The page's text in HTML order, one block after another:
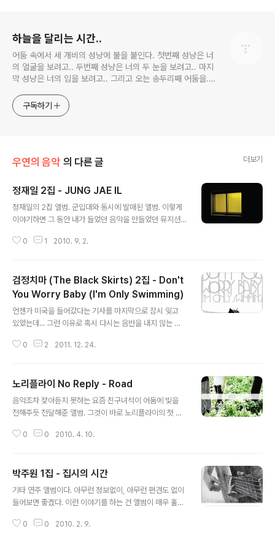
하늘을 달리는 시간..
어둠 속에서 세 개비의 성냥에 불을 붙인다. 첫번째 성냥은 너
의 얼굴을 보려고.. 두번째 성냥은 너의 두 눈을 보려고.. 마지
막 성냥은 너의 입을 보려고.. 그리고 오는 송두리째 어둠을..
구독하기
우연의 음악 의 다른 글 더보기
정재일 2집 - JUNG JAE IL
정재일의 2집 앨범. 군입대와 동시에 발매된 앨범. 이렇게
이야기하면 그 동안 내가 들었던 음악을 만들었던 뮤지션
앨범만큼 훌륭한 앨범은 없었던 듯하다. 정재일군의 1집 앨
는 밤이었던 것 같다. 무심히 이번 앨범을 오디오에 걸고 -
오디오에 CD를 건 것도 생각해보면 얼마만인지... - PC앞
에서 이런 저런 일을 하고 있었는데.... 귀가 번쩍~~ 와~ 이
거... 뭐지.. 했다.. 그리고 눈물이 핑~~ 돌기까지 오랜 시간
렇게 감동받아보기가... 이제 내가 감동받을 일이 뭐 있..
0 1 2010. 9. 2.
검정치마 (The Black Skirts) 2집 - Don't
You Worry Baby (I'm Only Swimming)
언젠가 미국을 들어갔다는 기사를 마지막으로 잠시 잊고
있었는데... 그런 이유로 혹시 다시는 음반을 내지 않는 것
왔다. 1집의 성취가 어떻고.. 무슨 상에서 몇개 부분이 어쩌
이 들기도 하는데.. 이런 앨범이야 말로, 마음잡고 첫 곡부
터 마지막 곡까지 쭉~ 들어볼 필요가 있다. 물론 이 앨범이
각 트랙간의 연관성이 있는 앨범은 아니지만 전체적인 앨
엄한 연말시즌 타겟용 앨범을 낸 모 가수의 앨범에 비하면
0 2 2011. 12. 24.
노리플라이 No Reply - Road
음악조차 찾아듣지 못하는 요즘 친구녀석이 어둠에 빛을
전해주듯 전달해준 앨범. 그것이 바로 노리플라이의 첫 앨
고 해야할까.. 신인답지 않은 곡과 편곡, 연주 등으로 귀를
이 가진 곡으로 가득한 앨범이다. 소위 말하는, 후크송의 유
혹에서도 꿋꿋하게 자기가 가진 색을 보여주는 배짱(?)이
더욱 그런 생각을 한다. 사실 배짱인지 이게 가장 잘 할수있
ㅋ 몇몇 곡에서는 최근 국내 가요에서는 듣기 힘든 대규모
0 0 2010. 4. 10.
박주원 1집 - 집시의 시간
기타 연주 앨범이다. 아무런 정보없이, 아무런 편견도 없이
들어보면 좋겠다. 이런 이야기를 하는 건 앨범이 매우 훌륭
누군가..의 앨범이라고 이야기를 해도 그런 가보다.. 꽤 괜
0 0 2010. 2. 9.